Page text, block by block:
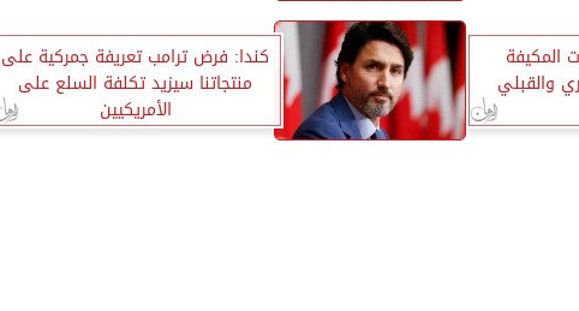
المكيفة
والقبلي
كندا: فرض ترامب تعريفة جمركية على
منتجاتنا سيزيد تكلفة السلع على
الأمريكيين